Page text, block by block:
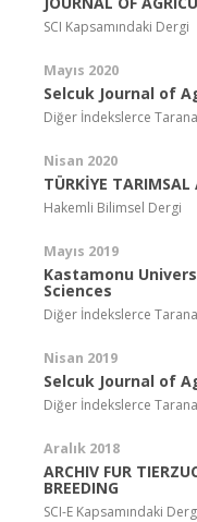
SCI Kapsamındaki Dergi
Mayıs 2020
Selcuk Journal of
Diğer İndekslerce
Nisan 2020
TÜRKİYE TARIMSAL
Hakemli Bilimsel Dergi
Mayıs 2019
Kastamonu
Sciences
Diğer İndekslerce
Nisan 2019
Selcuk Journal of
Diğer İndekslerce
Aralık 2018
ARCHIV FUR
BREEDING
SCI-E Kapsamındaki